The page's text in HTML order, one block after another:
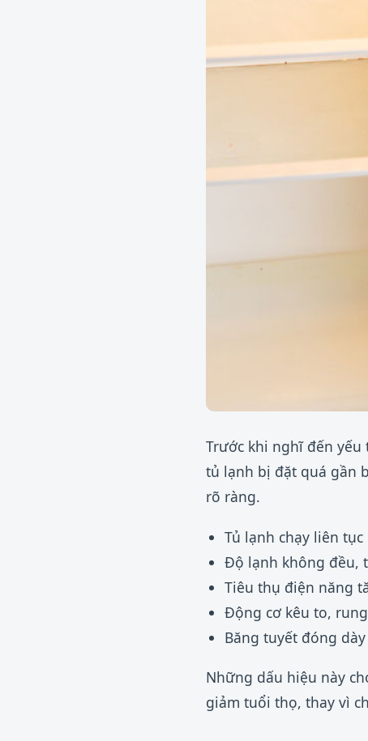
Trước khi nghĩ đến yếu
tủ lạnh bị đặt quá gần
rõ ràng.
Tủ lạnh chạy liên
Độ lạnh không đều,
Tiêu thụ điện năng
Động cơ kêu to,
Băng tuyết đóng
Những dấu hiệu này
giảm tuổi thọ, thay vì